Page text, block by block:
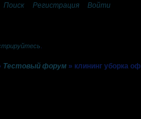
Поиск Регистрация Войти
Тестовый форум » клининг уборка